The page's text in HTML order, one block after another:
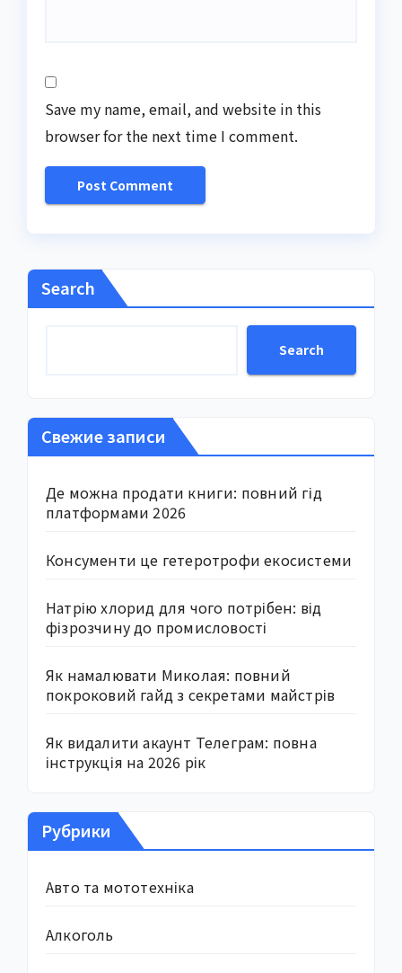
Save my name, email, and website in this
browser for the next time I comment.
Search
Search
Свежие записи
Де можна продати книги: повний гід
платформами 2026
Консументи це гетеротрофи екосистеми
Натрію хлорид для чого потрібен: від
фізрозчину до промисловості
Як намалювати Миколая: повний
покроковий гайд з секретами майстрів
Як видалити акаунт Телеграм: повна
інструкція на 2026 рік
Рубрики
Авто та мототехніка
Алкоголь